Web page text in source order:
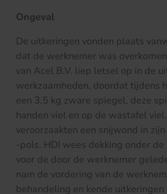
Ongeval
De uitkeringen vonden plaats
dat de werknemer was
van Acel B.V. liep letsel op in de
werkzaamheden, doordat tijdens
een 3,5 kg zware spiegel, deze
handen viel en op de wastafel
veroorzaakten een snijwond in
-pols. HDI wees dekking onder
voor de door de werknemer
nam de vordering van de
behandeling en kende